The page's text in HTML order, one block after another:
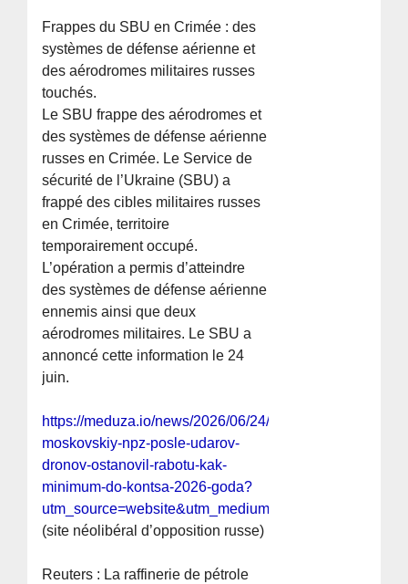
Frappes du SBU en Crimée : des
systèmes de défense aérienne et
des aérodromes militaires russes
touchés.
Le SBU frappe des aérodromes et
des systèmes de défense aérienne
russes en Crimée. Le Service de
sécurité de l’Ukraine (SBU) a
frappé des cibles militaires russes
en Crimée, territoire
temporairement occupé.
L’opération a permis d’atteindre
des systèmes de défense aérienne
ennemis ainsi que deux
aérodromes militaires. Le SBU a
annoncé cette information le 24
juin.
https://meduza.io/news/2026/06/24/reuters-
moskovskiy-npz-posle-udarov-
dronov-ostanovil-rabotu-kak-
minimum-do-kontsa-2026-goda?
(site néolibéral d’opposition russe)
Reuters : La raffinerie de pétrole